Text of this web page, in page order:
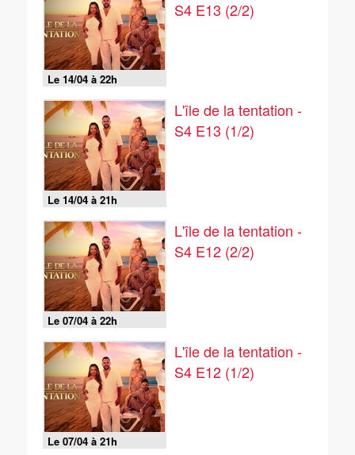
Le 14/04 à 22h
S4 E13 (2/2)
Le 14/04 à 21h
L'île de la tentation -
S4 E13 (1/2)
Le 07/04 à 22h
L'île de la tentation -
S4 E12 (2/2)
Le 07/04 à 21h
L'île de la tentation -
S4 E12 (1/2)